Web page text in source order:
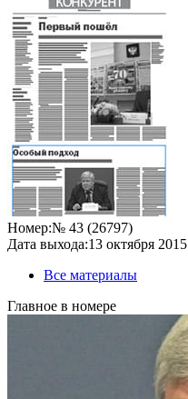
Номер:№ 43 (26797)
Дата выхода:13 октября 2015
Все материалы
Главное в номере